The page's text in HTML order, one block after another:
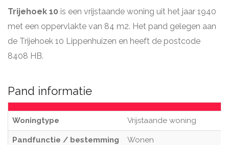
Trijehoek 10 is een vrijstaande woning uit het jaar 1940
met een oppervlakte van 84 m2. Het pand gelegen aan
de Trijehoek 10 Lippenhuizen en heeft de postcode
8408 HB.
Pand informatie
Woningtype Vrijstaande woning
Pandfunctie / bestemming Wonen